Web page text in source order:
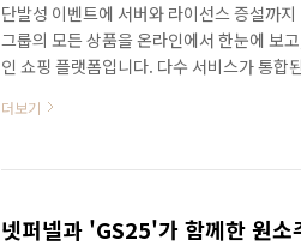
단발성 이벤트에 서버와 라이선스 증설까
그룹의 모든 상품을 온라인에서 한눈에 보
인 쇼핑 플랫폼입니다. 다수 서비스가 통합
나, 쓱데이같이 1년에 한두번 진행되는 대
DB 서버 및 각종 라이선스 증설까지 고려
더보기
넷퍼넬과 'GS25'가 함께한 원소